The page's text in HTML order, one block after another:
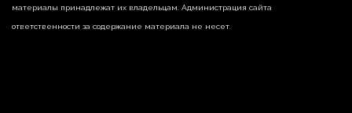
материалы принадлежат их владельцам. Администрация сайта
ответственности за содержание материала не несет.